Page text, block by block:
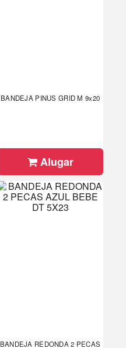
BANDEJA PINUS GRID M 9x20
Alugar
BANDEJA REDONDA 2 PECAS